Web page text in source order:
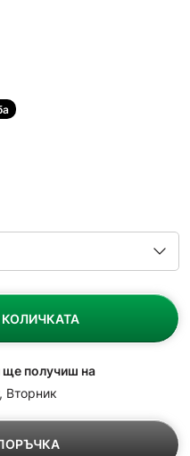
ще получиш на
Вторник